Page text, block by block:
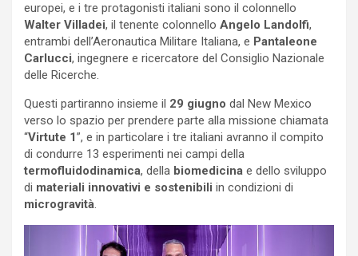
europei, e i tre protagonisti italiani sono il colonnello
Walter Villadei, il tenente colonnello Angelo Landolfi,
entrambi dell’Aeronautica Militare Italiana, e Pantaleone
Carlucci, ingegnere e ricercatore del Consiglio Nazionale
delle Ricerche.
Questi partiranno insieme il 29 giugno dal New Mexico
verso lo spazio per prendere parte alla missione chiamata
“Virtute 1”, e in particolare i tre italiani avranno il compito
di condurre 13 esperimenti nei campi della
termofluidodinamica, della biomedicina e dello sviluppo
di materiali innovativi e sostenibili in condizioni di
microgravità.